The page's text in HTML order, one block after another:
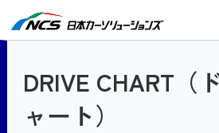
DRIVE CHART（
ャート）